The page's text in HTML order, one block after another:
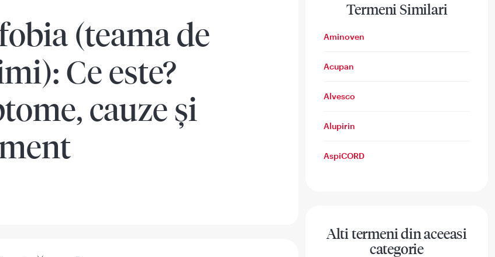
(teama de
Ce este?
cauze și
Termeni Similari
Aminoven
Acupan
Alvesco
Alupirin
AspiCORD
Alti termeni din aceeasi
categorie